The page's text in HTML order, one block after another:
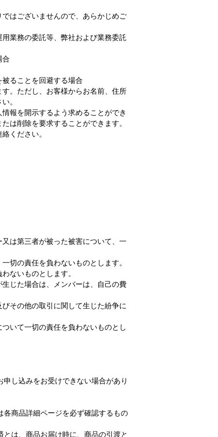
はございませんので、あらかじめご
業務の委託等、弊社および業務委託
合
ることを回避する場合
。ただし、お客様からお名前、住所
。
報を開示するよう求めることができ
は削除を要求することができます。
ください。
は第三者が被った被害について、一
切の責任を負わないものとします。
ないものとします。
じた場合は、メンバーは、自己の費
その他の取引に関して生じた紛争に
いて一切の責任を負わないものとし
し込みをお受けできない場合があり
商品詳細ページを必ず確認するもの
は、商品お届け時に、商品の引渡と